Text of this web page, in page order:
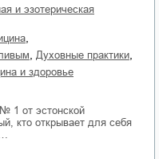
духовные практики
и здоровье
1 от эстонской
кто открывает для себя